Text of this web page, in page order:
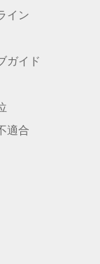
イン
ガイド
適合